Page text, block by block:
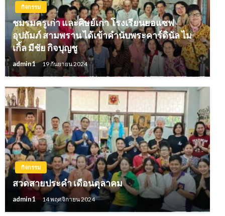
กิจกรรม
ชมรมครูเก่า และศิษย์เก่า โรงเรียนยอแซฟ
อุปถัมภ์ สามพราน ได้เข้าคำนับพระคาร์ดินัล ไม
เกิ้ล มีชัย กิจบุญชู
admin1 19 กันยายน 2024
กิจกรรม
สวดสายประคำ เดือนตุลาคม
admin1 14 พฤศจิกายน 2024